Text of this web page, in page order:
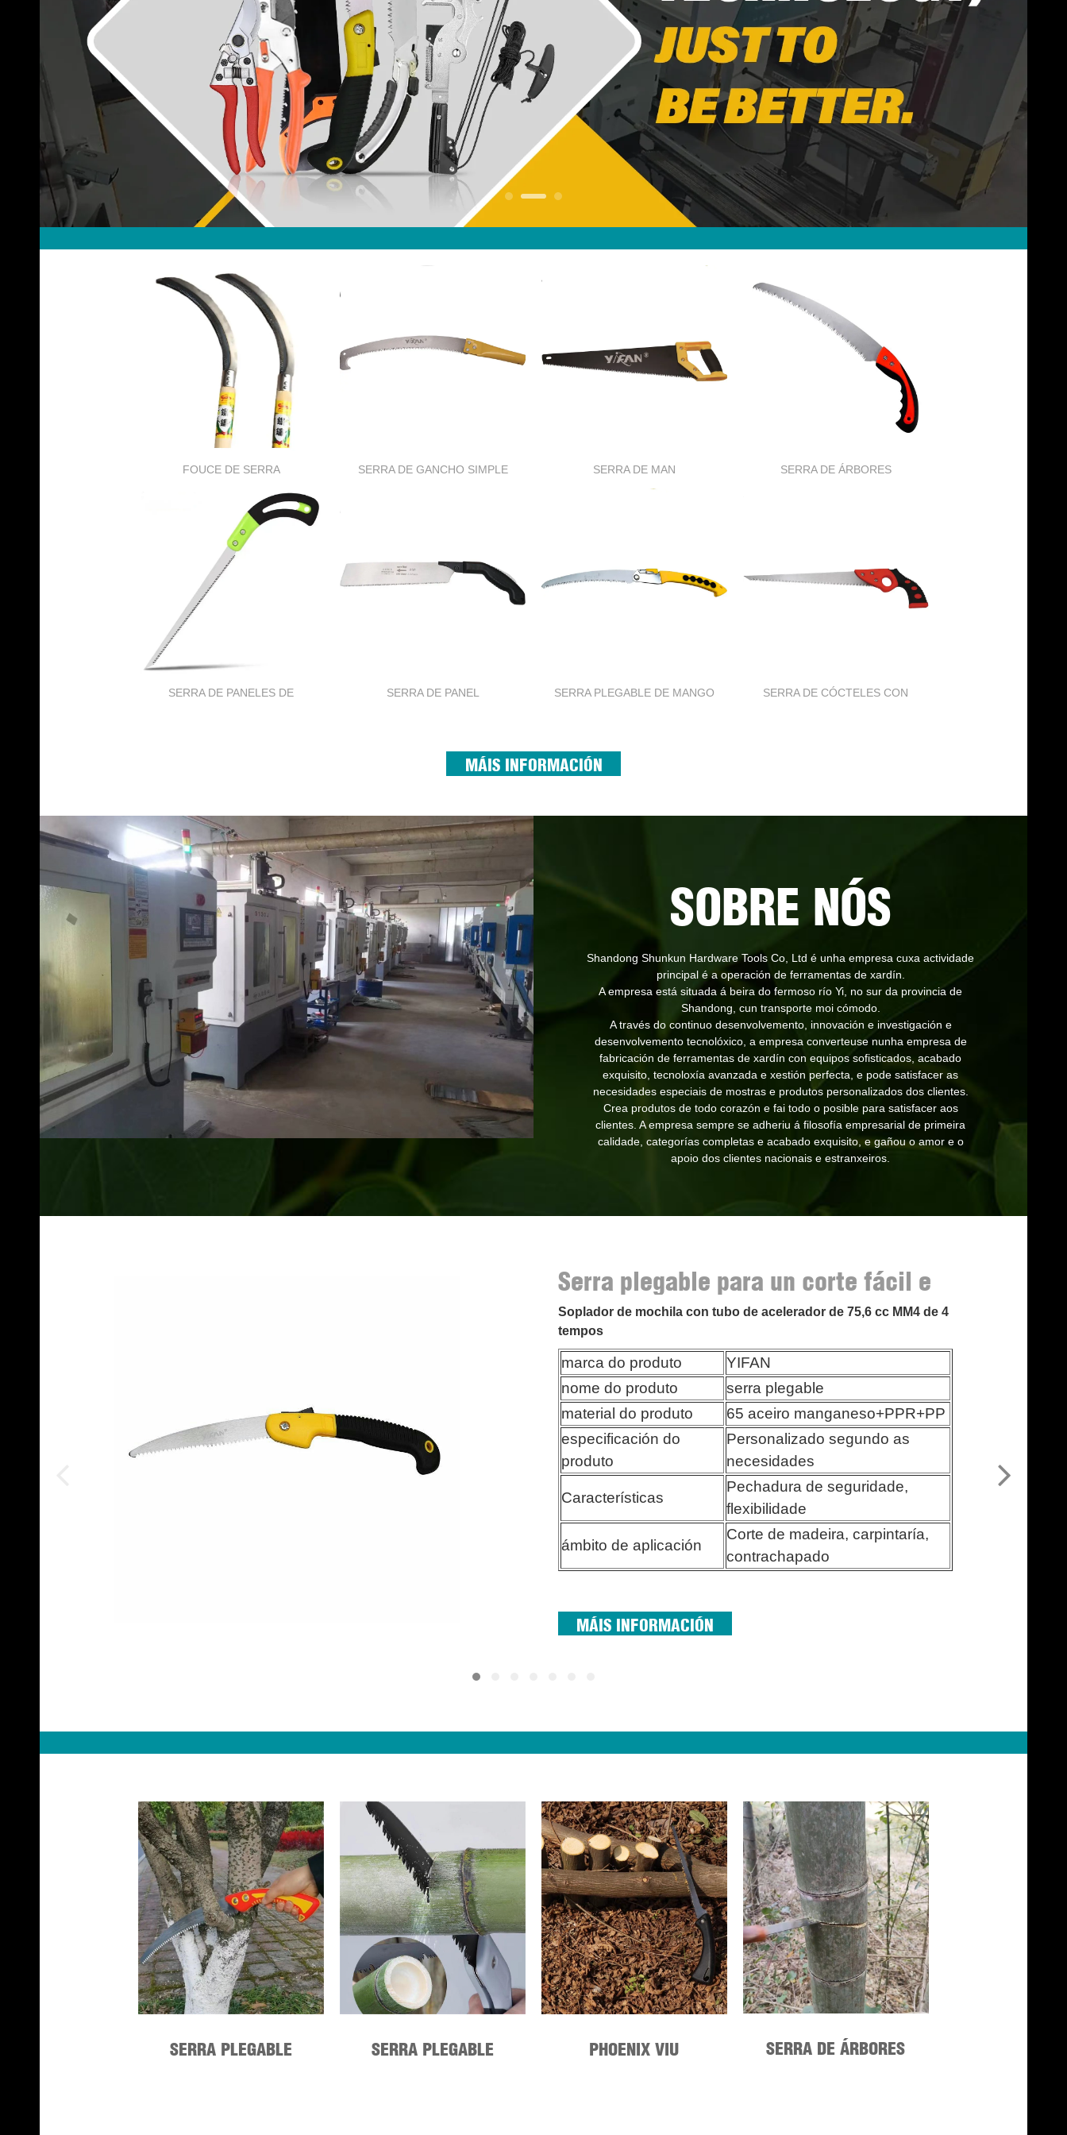
FOUCE DE SERRA SERRA DE GANCHO SIMPLE SERRA DE MAN
SERRA DE ÁRBORES
SERRA DE PANELES DE
SERRA DE PANEL
SERRA PLEGABLE DE MANGO
SERRA DE CÓCTELES CON
MÁIS INFORMACIÓN
SOBRE NÓS
Shandong Shunkun Hardware Tools Co, Ltd é unha empresa cuxa actividade
principal é a operación de ferramentas de xardín.
A empresa está situada á beira do fermoso río Yi, no sur da provincia de
Shandong, cun transporte moi cómodo.
A través do continuo desenvolvemento, innovación e investigación e
desenvolvemento tecnolóxico, a empresa converteuse nunha empresa de
fabricación de ferramentas de xardín con equipos sofisticados, acabado
exquisito, tecnoloxía avanzada e xestión perfecta, e pode satisfacer as
necesidades especiais de mostras e produtos personalizados dos clientes.
Crea produtos de todo corazón e fai todo o posible para satisfacer aos
clientes. A empresa sempre se adheriu á filosofía empresarial de primeira
calidade, categorías completas e acabado exquisito, e gañou o amor e o
apoio dos clientes nacionais e estranxeiros.
Serra plegable para un corte fácil e
eficiente
Soplador de mochila con tubo de acelerador de 75,6 cc MM4 de 4
tempos
marca do produto
YIFAN
nome do produto
serra plegable
material do produto
65 aceiro manganeso+PPR+PP
especificación do
produto
Personalizado segundo as
necesidades
Características
Pechadura de seguridade,
flexibilidade
ámbito de aplicación
Corte de madeira, carpintaría,
contrachapado
MÁIS INFORMACIÓN
SERRA PLEGABLE SERRA PLEGABLE PHOENIX VIU SERRA DE ÁRBORES